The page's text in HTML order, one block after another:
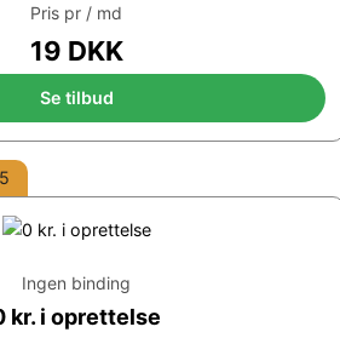
Pris pr / md
19 DKK
Se tilbud
Ingen binding
kr. i oprettelse